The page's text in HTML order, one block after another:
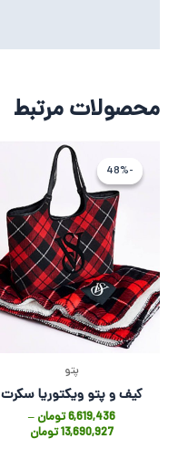
محصولات مرتبط
-48%-48%
پتو
کیف و پتو ویکتوریا سکرت
6,619,436تومان–
13,690,927تومان